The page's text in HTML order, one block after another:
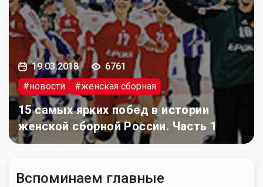
19.03.2018
6761
#новости
#женская сборная
15 самых ярких побед в истории
женской сборной России. Часть 1
Вспоминаем главные